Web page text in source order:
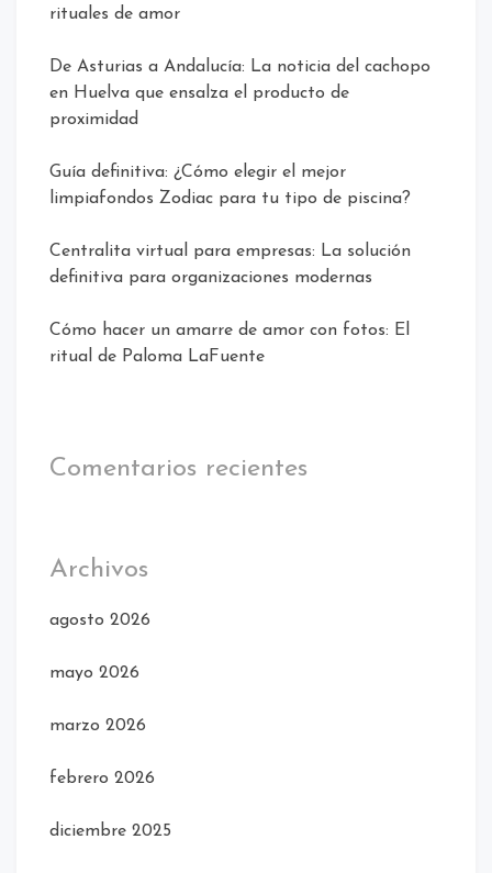
rituales de amor
De Asturias a Andalucía: La noticia del cachopo
en Huelva que ensalza el producto de
proximidad
Guía definitiva: ¿Cómo elegir el mejor
limpiafondos Zodiac para tu tipo de piscina?
Centralita virtual para empresas: La solución
definitiva para organizaciones modernas
Cómo hacer un amarre de amor con fotos: El
ritual de Paloma LaFuente
Comentarios recientes
Archivos
agosto 2026
mayo 2026
marzo 2026
febrero 2026
diciembre 2025